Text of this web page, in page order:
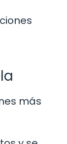
más